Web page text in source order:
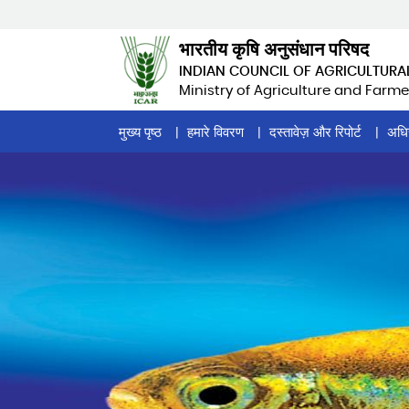
भारतीय कृषि अनुसंधान परिषद
INDIAN COUNCIL OF
Ministry of Agriculture and
Home
Page
Menu
मुख्य पृष्ठ हमारे विवरण दस्तावेज़ और रिपोर्ट